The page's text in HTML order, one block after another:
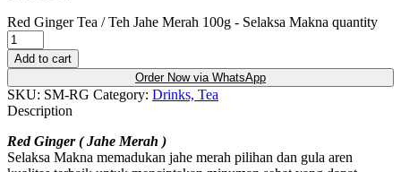
Red Ginger Tea / Teh Jahe Merah 100g - Selaksa Makna quantity
Add to cart
Order Now via WhatsApp
SKU: SM-RG Category: Drinks, Tea
Description
Red Ginger ( Jahe Merah )
Selaksa Makna memadukan jahe merah pilihan dan gula aren